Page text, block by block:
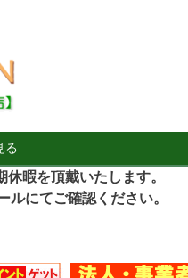
る
暇を頂戴いたします。
にてご確認ください。